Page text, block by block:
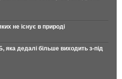
не існує в природі
яка дедалі більше виходить з-під